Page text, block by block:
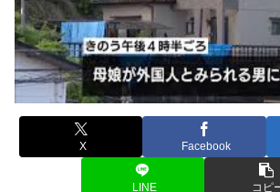
X Facebook
LINE コピ